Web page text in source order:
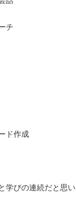
チ
ド作成
学びの連続だと思